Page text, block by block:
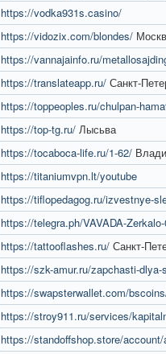
https://vodka931s.casino/
https://vidozix.com/blondes/
https://vannajainfo.ru/
https://translateapp.ru/ Санкт-
https://toppeoples.ru/chulpan-
https://top-tg.ru/ Лысьва
https://tocaboca-life.ru/1-62/
https://titaniumvpn.lt/youtube
https://tiflopedagog.ru/izvestnye-
https://telegra.ph/VAVADA-
https://tattooflashes.ru/ Санкт-
https://szk-amur.ru/zapchasti-
https://swapsterwallet.com/
https://stroy911.ru/services/
https://standoffshop.store/